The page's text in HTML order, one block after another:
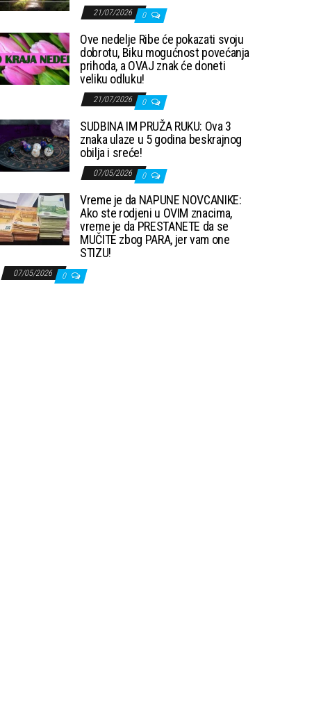
21/07/2026 0
Ove nedelje Ribe će pokazati svoju
dobrotu, Biku mogućnost povećanja
prihoda, a OVAJ znak će doneti
veliku odluku!
21/07/2026 0
SUDBINA IM PRUŽA RUKU: Ova 3
znaka ulaze u 5 godina beskrajnog
obilja i sreće!
07/05/2026 0
Vreme je da NAPUNE NOVCANIKE:
Ako ste rodjeni u OVIM znacima,
vreme je da PRESTANETE da se
MUČITE zbog PARA, jer vam one
STIZU!
07/05/2026 0